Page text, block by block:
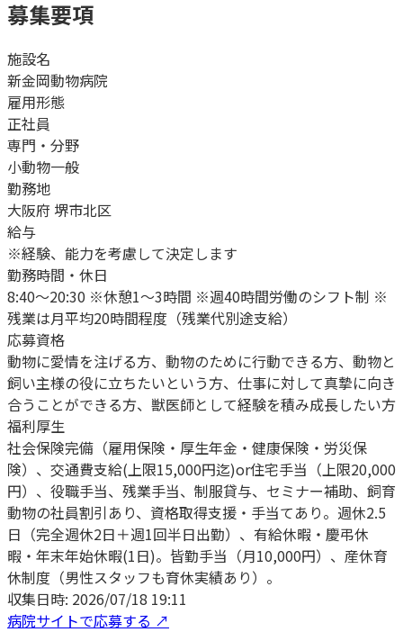
募集要項
施設名
新金岡動物病院
雇用形態
正社員
専門・分野
小動物一般
勤務地
大阪府 堺市北区
給与
※経験、能力を考慮して決定します
勤務時間・休日
8:40～20:30 ※休憩1～3時間 ※週40時間労働のシフト制 ※
残業は月平均20時間程度（残業代別途支給）
応募資格
動物に愛情を注げる方、動物のために行動できる方、動物と
飼い主様の役に立ちたいという方、仕事に対して真摯に向き
合うことができる方、獣医師として経験を積み成長したい方
福利厚生
社会保険完備（雇用保険・厚生年金・健康保険・労災保
険）、交通費支給(上限15,000円迄)or住宅手当（上限20,000
円）、役職手当、残業手当、制服貸与、セミナー補助、飼育
動物の社員割引あり、資格取得支援・手当てあり。週休2.5
日（完全週休2日＋週1回半日出勤）、有給休暇・慶弔休
暇・年末年始休暇(1日)。皆勤手当（月10,000円）、産休育
休制度（男性スタッフも育休実績あり）。
収集日時: 2026/07/18 19:11
病院サイトで応募する ↗